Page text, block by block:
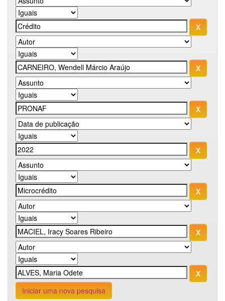
Iniciar uma nova pesquisa